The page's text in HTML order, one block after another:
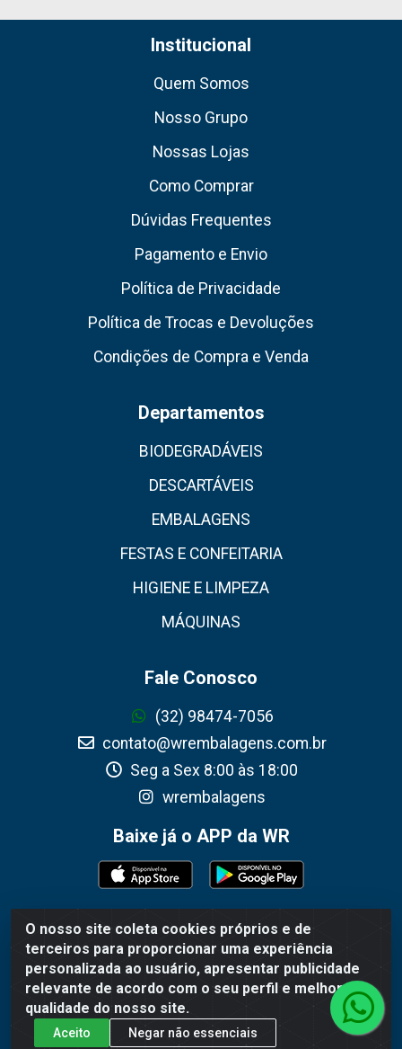
O nosso site coleta cookies próprios e de
terceiros para proporcionar uma experiência
personalizada ao usuário, apresentar publicidade
relevante de acordo com o seu perfil e melhorar a
qualidade do nosso site.
Aceito Negar não essenciais
Institucional
Quem Somos
Nosso Grupo
Nossas Lojas
Como Comprar
Dúvidas Frequentes
Pagamento e Envio
Política de Privacidade
Política de Trocas e Devoluções
Condições de Compra e Venda
Departamentos
BIODEGRADÁVEIS
DESCARTÁVEIS
EMBALAGENS
FESTAS E CONFEITARIA
HIGIENE E LIMPEZA
MÁQUINAS
Fale Conosco
(32) 98474-7056
contato@wrembalagens.com.br
Seg a Sex 8:00 às 18:00
wrembalagens
Baixe já o APP da WR
WR Embalagens - R. Cel. Teodoro Gomes de Araújo, 1360 -
Grogotó - Barbacena / MG - CEP 36202-628 - CNPJ
02.692.206/0001-55